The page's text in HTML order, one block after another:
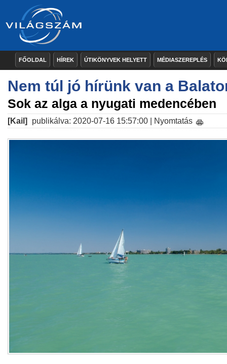
FŐOLDAL HÍREK ÚTIKÖNYVEK HELYETT MÉDIASZEREPLÉS
Nem túl jó hírünk van a
Sok az alga a nyugati medencében
[Kail] publikálva: 2020-07-16 15:57:00 | Nyomtatás